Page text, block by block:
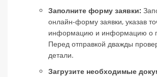
Заполните форму заявки:
онлайн-форму заявки, указав
информацию и информацию о
Перед отправкой дважды
детали.
Загрузите необходимые